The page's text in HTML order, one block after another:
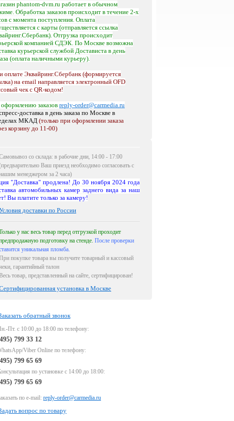
phantom-dvm.ru работает в обычном
Обработка заказов происходит в течение 2-х
с момента поступления. Оплата
с карты (отправляется ссылка
Отгрузка происходит
компанией СДЭК. По Москве возможна
курьерской службой Достависта в день
(оплата наличными курьеру).
оплате Эквайринг.Сбербанк (формируется
на email направляется электронный OFD
чек с QR-кодом!
заказов reply-order@carmedia.ru
доставка в день заказа по Москве в
МКАД (только при оформлении заказа
корзину до 11-00)
со склада: в рабочие дни, 14:00 - 17:00
Ваш приезд необходимо согласовать с
менеджером за 2 часа)
"Доставка" продлена! До 30 ноября 2024 года
автомобильных камер заднего вида за наш
Вы платите только за камеру!
доставки по России
у нас весь товар перед отгрузкой проходит
подготовку на стенде. После проверки
уникальная пломба.
покупке товара вы получите товарный и кассовый
гарантийный талон
товар, представленный на сайте, сертифицирован!
установка в Москве
обратный звонок
Пт. с 10:00 до 18:00 по телефону:
799 33 12
Viber Online по телефону:
799 65 69
по установке с 14:00 до 18:00:
799 65 69
по e-mail: reply-order@carmedia.ru
вопрос по товару